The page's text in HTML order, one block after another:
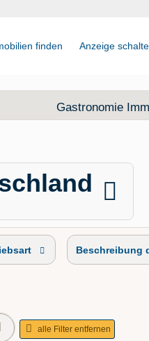
finden Anzeige
Gastronomie
Beschreibung
alle Filter entfernen